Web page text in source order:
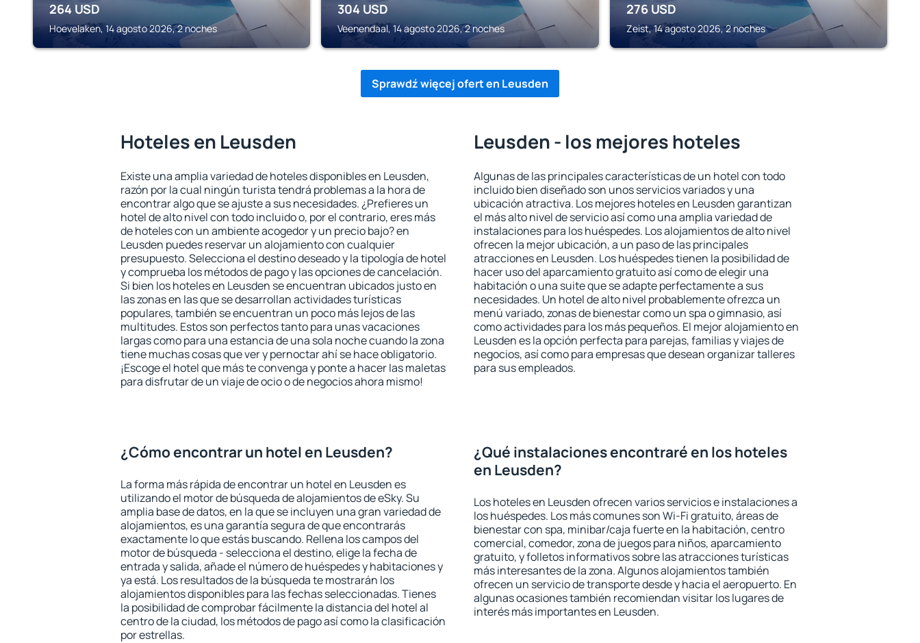
264 USD
Hoevelaken, 14 agosto 2026, 2 noches
304 USD
Veenendaal, 14 agosto 2026, 2 noches
276 USD
Zeist, 14 agosto 2026, 2 noches
Sprawdź więcej ofert en Leusden
Hoteles en Leusden
Existe una amplia variedad de hoteles disponibles en Leusden,
razón por la cual ningún turista tendrá problemas a la hora de
encontrar algo que se ajuste a sus necesidades. ¿Prefieres un
hotel de alto nivel con todo incluido o, por el contrario, eres más
de hoteles con un ambiente acogedor y un precio bajo? en
Leusden puedes reservar un alojamiento con cualquier
presupuesto. Selecciona el destino deseado y la tipología de hotel
y comprueba los métodos de pago y las opciones de cancelación.
Si bien los hoteles en Leusden se encuentran ubicados justo en
las zonas en las que se desarrollan actividades turísticas
populares, también se encuentran un poco más lejos de las
multitudes. Estos son perfectos tanto para unas vacaciones
largas como para una estancia de una sola noche cuando la zona
tiene muchas cosas que ver y pernoctar ahí se hace obligatorio.
¡Escoge el hotel que más te convenga y ponte a hacer las maletas
para disfrutar de un viaje de ocio o de negocios ahora mismo!
Leusden - los mejores hoteles
Algunas de las principales características de un hotel con todo
incluido bien diseñado son unos servicios variados y una
ubicación atractiva. Los mejores hoteles en Leusden garantizan
el más alto nivel de servicio así como una amplia variedad de
instalaciones para los huéspedes. Los alojamientos de alto nivel
ofrecen la mejor ubicación, a un paso de las principales
atracciones en Leusden. Los huéspedes tienen la posibilidad de
hacer uso del aparcamiento gratuito así como de elegir una
habitación o una suite que se adapte perfectamente a sus
necesidades. Un hotel de alto nivel probablemente ofrezca un
menú variado, zonas de bienestar como un spa o gimnasio, así
como actividades para los más pequeños. El mejor alojamiento en
Leusden es la opción perfecta para parejas, familias y viajes de
negocios, así como para empresas que desean organizar talleres
para sus empleados.
¿Cómo encontrar un hotel en Leusden?
La forma más rápida de encontrar un hotel en Leusden es
utilizando el motor de búsqueda de alojamientos de eSky. Su
amplia base de datos, en la que se incluyen una gran variedad de
alojamientos, es una garantía segura de que encontrarás
exactamente lo que estás buscando. Rellena los campos del
motor de búsqueda - selecciona el destino, elige la fecha de
entrada y salida, añade el número de huéspedes y habitaciones y
ya está. Los resultados de la búsqueda te mostrarán los
alojamientos disponibles para las fechas seleccionadas. Tienes
la posibilidad de comprobar fácilmente la distancia del hotel al
centro de la ciudad, los métodos de pago así como la clasificación
por estrellas.
¿Qué instalaciones encontraré en los hoteles
en Leusden?
Los hoteles en Leusden ofrecen varios servicios e instalaciones a
los huéspedes. Los más comunes son Wi-Fi gratuito, áreas de
bienestar con spa, minibar/caja fuerte en la habitación, centro
comercial, comedor, zona de juegos para niños, aparcamiento
gratuito, y folletos informativos sobre las atracciones turísticas
más interesantes de la zona. Algunos alojamientos también
ofrecen un servicio de transporte desde y hacia el aeropuerto. En
algunas ocasiones también recomiendan visitar los lugares de
interés más importantes en Leusden.